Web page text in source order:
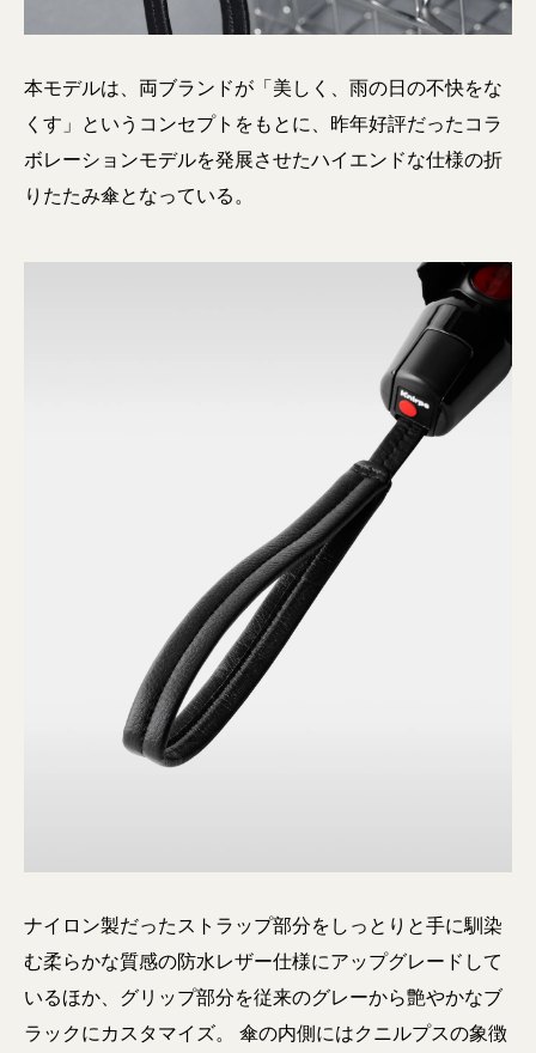
本モデルは、両ブランドが「美しく、雨の日の不快をな
くす」というコンセプトをもとに、昨年好評だったコラ
ボレーションモデルを発展させたハイエンドな仕様の折
りたたみ傘となっている。
ナイロン製だったストラップ部分をしっとりと手に馴染
む柔らかな質感の防水レザー仕様にアップグレードして
いるほか、グリップ部分を従来のグレーから艶やかなブ
ラックにカスタマイズ。 傘の内側にはクニルプスの象徴